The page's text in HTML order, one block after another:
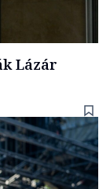
Lázár